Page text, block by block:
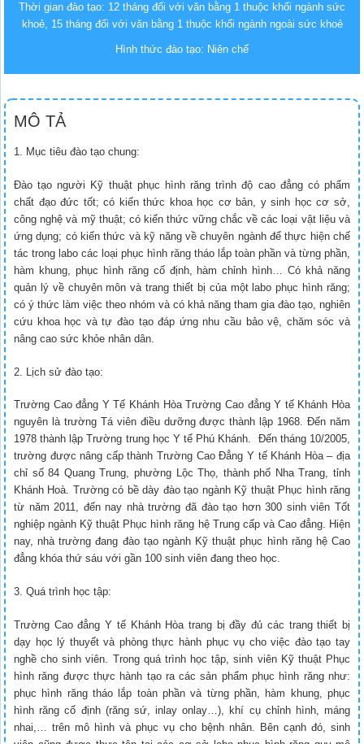
Thời gian đào tạo: 12 tháng đối với văn bằng 1 thuộc khối ngành sức
khoẻ, 15 tháng đối với văn bằng 1 thuộc khối ngành ngoài sức khoẻ
Hình thức đào tạo: Niên chế
MÔ TẢ
1. Mục tiêu đào tạo chung:
Đào tạo người Kỹ thuật phục hình răng trình độ cao đẳng có phẩm
chất đạo đức tốt; có kiến thức khoa học cơ bản, y sinh học cơ sở,
công nghệ và mỹ thuật; có kiến thức vững chắc về các loại vật liệu và
ứng dụng; có kiến thức và kỹ năng về chuyên ngành để thực hiện chế
tác trong labo các loại phục hình răng tháo lắp toàn phần và từng phần,
hàm khung, phục hình răng cố định, hàm chỉnh hình… Có khả năng
quản lý về chuyên môn và trang thiết bị của một labo phục hình răng;
có ý thức làm việc theo nhóm và có khả năng tham gia đào tạo, nghiên
cứu khoa học và tự đào tạo đáp ứng nhu cầu bảo vệ, chăm sóc và
nâng cao sức khỏe nhân dân.
2. Lịch sử đào tạo:
Trường Cao đẳng Y Tế Khánh Hòa Trường Cao đẳng Y tế Khánh Hòa
nguyên là trường Tá viên điều dưỡng được thành lập 1968. Đến năm
1978 thành lập Trường trung học Y tế Phú Khánh. Đến tháng 10/2005,
trường được nâng cấp thành Trường Cao Đẳng Y tế Khánh Hòa – địa
chỉ số 84 Quang Trung, phường Lộc Thọ, thành phố Nha Trang, tỉnh
Khánh Hoà. Trường có bề dày đào tạo ngành Kỹ thuật Phục hình răng
từ năm 2011, đến nay nhà trường đã đào tạo hơn 300 sinh viên Tốt
nghiệp ngành Kỹ thuật Phục hình răng hệ Trung cấp và Cao đẳng. Hiện
nay, nhà trường đang đào tạo ngành Kỹ thuật phục hình răng hệ Cao
đẳng khóa thứ sáu với gần 100 sinh viên đang theo học.
3. Quá trình học tập:
Trường Cao đẳng Y tế Khánh Hòa trang bị đầy đủ các trang thiết bị
dạy học lý thuyết và phòng thực hành phục vụ cho việc đào tạo tay
nghề cho sinh viên. Trong quá trình học tập, sinh viên Kỹ thuật Phục
hình răng được thực hành tạo ra các sản phẩm phục hình răng như:
phục hình răng tháo lắp toàn phần và từng phần, hàm khung, phục
hình răng cố định (răng sứ, inlay onlay…), khí cụ chỉnh hình, máng
nhai,… trên mô hình và phục vụ cho bệnh nhân. Bên cạnh đó, sinh